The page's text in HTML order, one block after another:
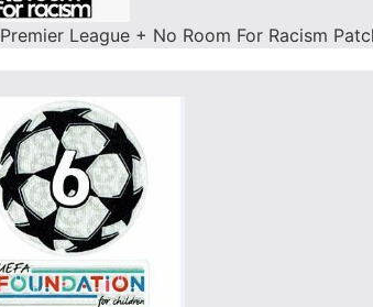
Premier League + No Room For Racism